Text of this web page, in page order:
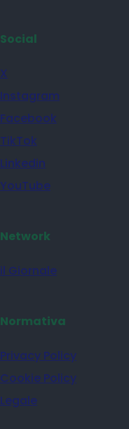
Social
X
Instagram
Facebook
TikTok
Linkedin
YouTube
Network
il Giornale
Normativa
Privacy Policy
Cookie Policy
Legale